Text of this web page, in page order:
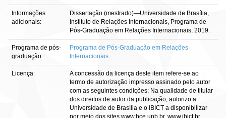
Informações
adicionais:
Dissertação (mestrado)—Universidade de Brasília,
Instituto de Relações Internacionais, Programa de
Pós-Graduação em Relações Internacionais, 2019.
Programa de pós-
graduação:
Programa de Pós-Graduação em Relações
Internacionais
Licença:
A concessão da licença deste item refere-se ao
termo de autorização impresso assinado pelo autor
com as seguintes condições: Na qualidade de titular
dos direitos de autor da publicação, autorizo a
Universidade de Brasília e o IBICT a disponibilizar
por meio dos sites www.bce.unb.br, www.ibict.br,